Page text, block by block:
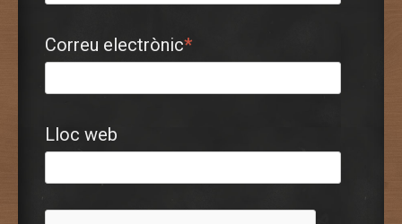
Correu electrònic*
Lloc web